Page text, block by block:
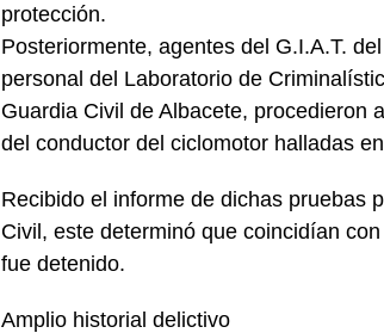
protección.
Posteriormente, agentes del G.I.A.T.
personal del Laboratorio de
Guardia Civil de Albacete, procedieron
del conductor del ciclomotor halladas
Recibido el informe de dichas pruebas
Civil, este determinó que coincidían
fue detenido.
Amplio historial delictivo